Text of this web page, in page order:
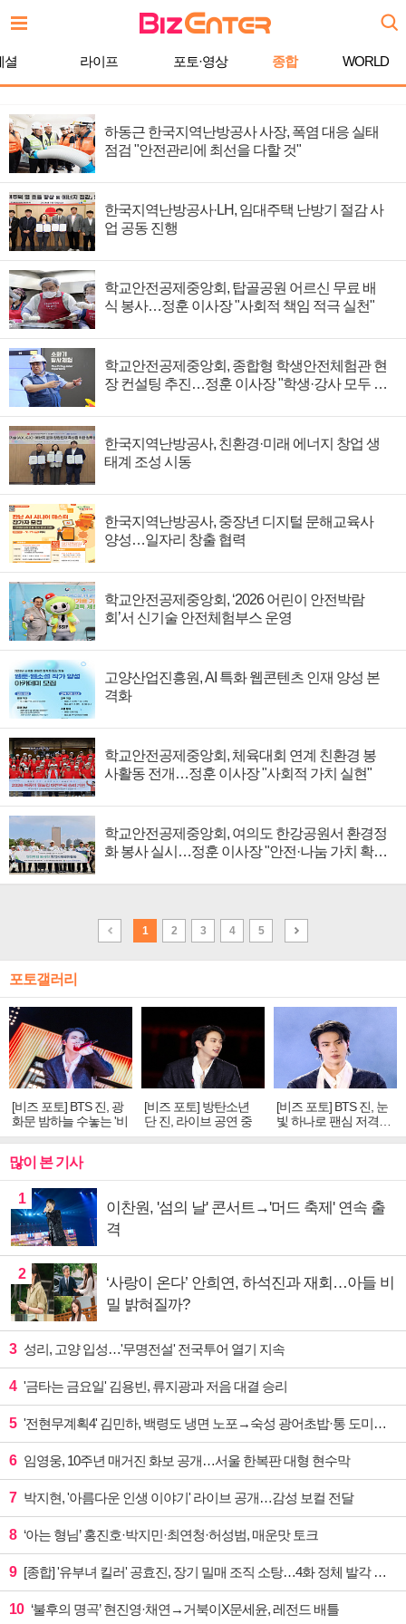
셜 라이프 포토·영상 종합 WORLD
하동근 한국지역난방공사 사장, 폭염 대응 실태
점검 "안전관리에 최선을 다할 것"
한국지역난방공사·LH, 임대주택 난방기 절감 사
업 공동 진행
학교안전공제중앙회, 탑골공원 어르신 무료 배
식 봉사…정훈 이사장 "사회적 책임 적극 실천"
학교안전공제중앙회, 종합형 학생안전체험관 현
장 컨설팅 추진…정훈 이사장 "학생·강사 모두 안
한국지역난방공사, 친환경·미래 에너지 창업 생
태계 조성 시동
한국지역난방공사, 중장년 디지털 문해교육사
양성…일자리 창출 협력
학교안전공제중앙회, ‘2026 어린이 안전박람
회’서 신기술 안전체험부스 운영
고양산업진흥원, AI 특화 웹콘텐츠 인재 양성 본
격화
학교안전공제중앙회, 체육대회 연계 친환경 봉
사활동 전개…정훈 이사장 "사회적 가치 실현"
학교안전공제중앙회, 여의도 한강공원서 환경정
화 봉사 실시…정훈 이사장 "안전·나눔 가치 확
1 2 3 4 5
포토갤러리
[비즈 포토] BTS 진, 광
화문 밤하늘 수놓는 '비
주얼 킹'의 열창
[비즈 포토] 방탄소년
단 진, 라이브 공연 중
빛나는 독보적 아우라
[비즈 포토] BTS 진, 눈
빛 하나로 팬심 저격…
독보적 카리스마
많이 본 기사
1
이찬원, '섬의 날' 콘서트→'머드 축제' 연속 출
격
2
‘사랑이 온다’ 안희연, 하석진과 재회…아들 비
밀 밝혀질까?
3 성리, 고양 입성…'무명전설' 전국투어 열기 지속
4 '금타는 금요일' 김용빈, 류지광과 저음 대결 승리
5 '전현무계획4' 김민하, 백령도 냉면 노포→숙성 광어초밥·통 도미찜 맛집 탐방
6 임영웅, 10주년 매거진 화보 공개…서울 한복판 대형 현수막
7 박지현, '아름다운 인생 이야기' 라이브 공개…감성 보컬 전달
8 ‘아는 형님’ 홍진호·박지민·최연청·허성범, 매운맛 토크
9 [종합] '유부녀 킬러' 공효진, 장기 밀매 조직 소탕…4화 정체 발각 위기 예고
10 ‘불후의 명곡’ 현진영·채연→거북이X문세윤, 레전드 배틀